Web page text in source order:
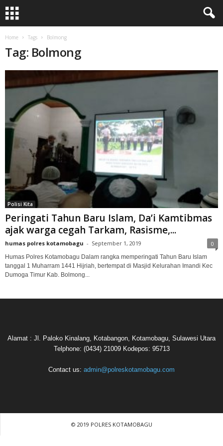
Home Tags Bolmong
Tag: Bolmong
Polisi Kita
Peringati Tahun Baru Islam, Da’i Kamtibmas
ajak warga cegah Tarkam, Rasisme,...
humas polres kotamobagu - September 1, 2019 0
Humas Polres Kotamobagu Dalam rangka memperingati Tahun Baru Islam
tanggal 1 Muharram 1441 Hijriah, bertempat di Masjid Kelurahan Imandi Kec
Dumoga Timur Kab. Bolmong...
Alamat : Jl. Paloko Kinalang, Kotabangon, Kotamobagu, Sulawesi Utara
Telphone: (0434) 21009 Kodepos: 95713
Contact us: admin@polreskotamobagu.com
© 2019 POLRES KOTAMOBAGU